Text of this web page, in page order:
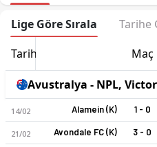
Lige Göre Sırala Tarihe
Tarih Maç
Avustralya - NPL,
14/02 Alamein (K) 1 - 0
21/02 Avondale FC (K) 3 - 0